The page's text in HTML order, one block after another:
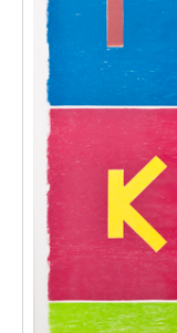
over de
healing
exposities
nieuws
contact